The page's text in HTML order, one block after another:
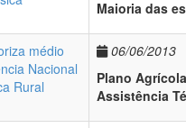
Maioria das
06/06/2013
Plano
Assistência